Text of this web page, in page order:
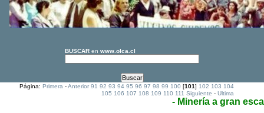
BUSCAR en www.olca.cl
Página:Primera -Anterior 91 92 93 94 95 96 97 98 99 100 [101]102 103 104
105 106 107 108 109 110 111 Siguiente -Ultima
- Minería a gran